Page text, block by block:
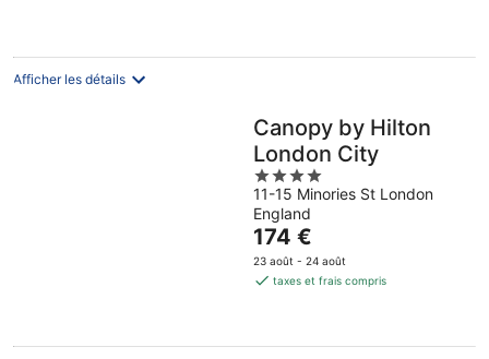
par
Afficher les détails
Canopy by Hilton
London City
4
out
of
5
11-15 Minories St London
England
Le
prix
est
par
174 €
23 août - 24 août
taxes et frais compris